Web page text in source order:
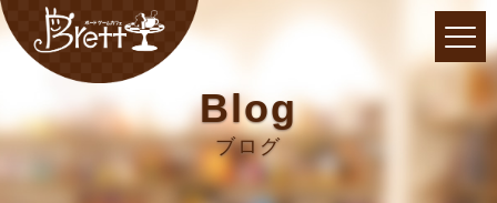
Blog
ブログ